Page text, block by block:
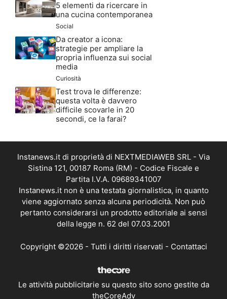
5 elementi da ricercare in
una cucina contemporanea
Social
Da creator a icona:
strategie per ampliare la
propria influenza sui social
media
Curiosità
Test trova le differenze:
questa volta è davvero
difficile scovarle in 20
secondi, ce la farai?
Instanews.it di proprietà di NEXTMEDIAWEB SRL - Via
Sistina 121, 00187 Roma (RM) - Codice Fiscale e
Partita I.V.A. 09689341007
Instanews.it non è una testata giornalistica, in quanto
viene aggiornato senza alcuna periodicità. Non può
pertanto considerarsi un prodotto editoriale ai sensi
della legge n. 62 del 07.03.2001
Copyright ©2026 - Tutti i diritti riservati - Contattaci
Le attività pubblicitarie su questo sito sono gestite da
theCoreAdv